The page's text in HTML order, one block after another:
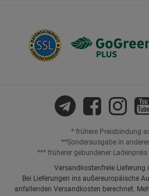
* frühere Preisbindung
**Sonderausgabe in
*** früherer gebundener Ladenpreis
Versandkostenfreie Lieferung
Bei Lieferungen ins außereuropäische
anfallenden Versandkosten berechnet.